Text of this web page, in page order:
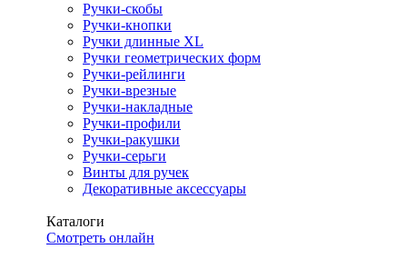
Ручки-скобы
Ручки-кнопки
Ручки длинные XL
Ручки геометрических форм
Ручки-рейлинги
Ручки-врезные
Ручки-накладные
Ручки-профили
Ручки-ракушки
Ручки-серьги
Винты для ручек
Декоративные аксессуары
Каталоги
Смотреть онлайн